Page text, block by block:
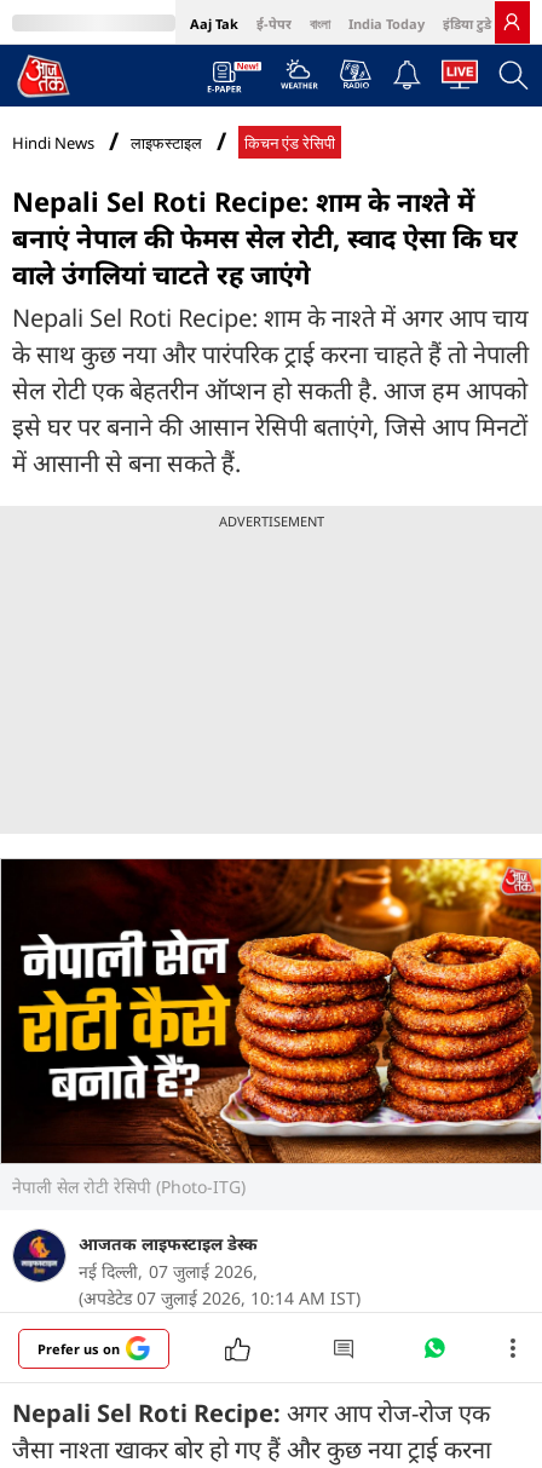
Aaj Tak ई-पेपर বাংলা India Today इंडिया टुडे हिंदी
MumbaiTak Cosmopolitan Harper's Bazaar Northeast
Hindi News लाइफस्टाइल किचन एंड रेसिपी
Nepali Sel Roti Recipe: शाम के नाश्ते में
बनाएं नेपाल की फेमस सेल रोटी, स्वाद ऐसा कि घर
वाले उंगलियां चाटते रह जाएंगे
Nepali Sel Roti Recipe: शाम के नाश्ते में अगर आप चाय
के साथ कुछ नया और पारंपरिक ट्राई करना चाहते हैं तो नेपाली
सेल रोटी एक बेहतरीन ऑप्शन हो सकती है. आज हम आपको
इसे घर पर बनाने की आसान रेसिपी बताएंगे, जिसे आप मिनटों
में आसानी से बना सकते हैं.
ADVERTISEMENT
नेपाली सेल रोटी रेसिपी (Photo-ITG)
आजतक लाइफस्टाइल डेस्क
नई दिल्ली, 07 जुलाई 2026,
(अपडेटेड 07 जुलाई 2026, 10:14 AM IST)
Prefer us on
Nepali Sel Roti Recipe: अगर आप रोज-रोज एक
जैसा नाश्ता खाकर बोर हो गए हैं और कुछ नया ट्राई करना